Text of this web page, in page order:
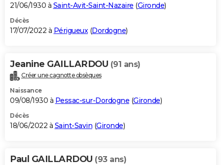
21/06/1930 à Saint-Avit-Saint-Nazaire (Gironde)
Décès
17/07/2022 à Périgueux(Dordogne)
Jeanine GAILLARDOU (91 ans)
Créer une cagnotte obsèques
Naissance
09/08/1930 à Pessac-sur-Dordogne (Gironde)
Décès
18/06/2022 à Saint-Savin (Gironde)
Paul GAILLARDOU (93 ans)